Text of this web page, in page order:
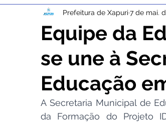
Assistência Social Cultura Esporte e
Comunicados e Avisos Concursos
Equipe da
se une à
Educação
Prefeitura de Xapuri 7 de mai.
A Secretaria Municipal de
da Formação do Projeto